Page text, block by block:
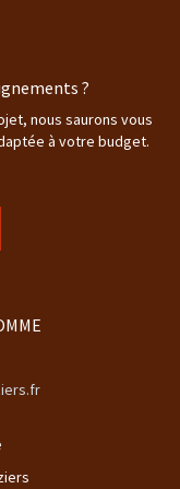
?
nous saurons vous
à votre budget.